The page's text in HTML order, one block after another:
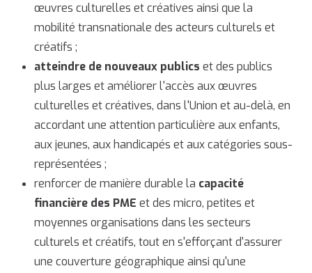
œuvres culturelles et créatives ainsi que la
mobilité transnationale des acteurs culturels et
créatifs ;
atteindre de nouveaux publics et des publics
plus larges et améliorer l'accès aux œuvres
culturelles et créatives, dans l'Union et au-delà, en
accordant une attention particulière aux enfants,
aux jeunes, aux handicapés et aux catégories sous-
représentées ;
renforcer de manière durable la capacité
financière des PME et des micro, petites et
moyennes organisations dans les secteurs
culturels et créatifs, tout en s'efforçant d'assurer
une couverture géographique ainsi qu'une